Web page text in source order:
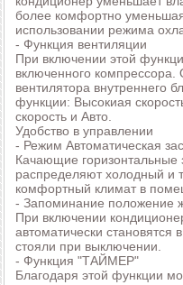
более комфортно
использовании режима
- Функция вентиляции
При включении этой
включенного
вентилятора внутреннего
функции: Высокиая
скорость и Авто.
Удобство в управлении
- Режим Автоматическая
Качающие горизонтальные
распределяют холодный и
комфортный климат в
- Запоминание положение
При включении
автоматически становятся
стояли при выключении.
- Функция "ТАЙМЕР"
Благодаря этой функции